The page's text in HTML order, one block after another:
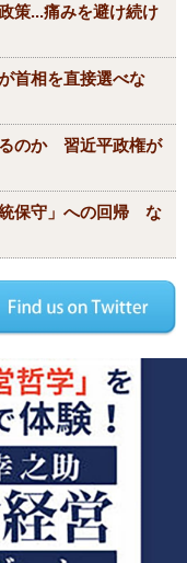
策...痛みを避け続け
首相を直接選べな
のか 習近平政権が
保守」への回帰 な